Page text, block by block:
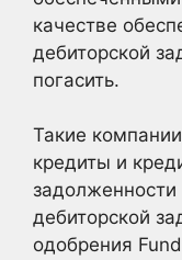
качестве
дебиторской
погасить.
Такие
кредиты и
задолженности
дебиторской
одобрения